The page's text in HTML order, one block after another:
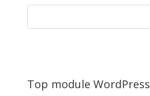
Top module WordPress